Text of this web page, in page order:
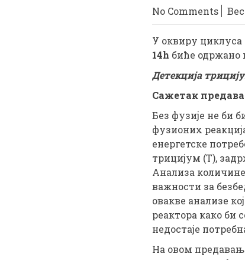
No Comments
У оквиру циклуса
14h биће одржано
Детекција
Сажетак
Без фузије не би
фузионих
енергетске
трицијум (T),
Анализа
важности за
овакве анализе
реактора како би
недостаје
На овом